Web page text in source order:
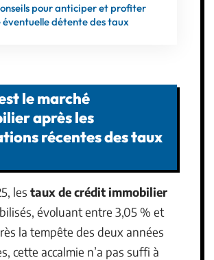
pour anticiper et profiter
éventuelle détente des taux
le marché
après les
récentes des taux
les taux de crédit immobilier
évoluant entre 3,05 % et
la tempête des deux années
cette accalmie n’a pas suffi à